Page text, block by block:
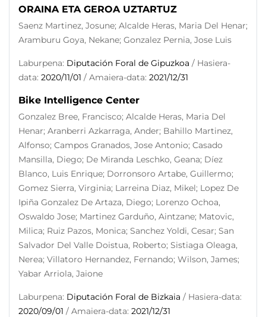
ORAINA ETA GEROA UZTARTUZ
Saenz Martinez, Josune; Alcalde Heras, Maria Del Henar;
Aramburu Goya, Nekane; Gonzalez Pernia, Jose Luis
Laburpena: Diputación Foral de Gipuzkoa / Hasiera-
data: 2020/11/01 / Amaiera-data: 2021/12/31
Bike Intelligence Center
Gonzalez Bree, Francisco; Alcalde Heras, Maria Del
Henar; Aranberri Azkarraga, Ander; Bahillo Martinez,
Alfonso; Campos Granados, Jose Antonio; Casado
Mansilla, Diego; De Miranda Leschko, Geana; Díez
Blanco, Luis Enrique; Dorronsoro Artabe, Guillermo;
Gomez Sierra, Virginia; Larreina Diaz, Mikel; Lopez De
Ipiña Gonzalez De Artaza, Diego; Lorenzo Ochoa,
Oswaldo Jose; Martinez Garduño, Aintzane; Matovic,
Milica; Ruiz Pazos, Monica; Sanchez Yoldi, Cesar; San
Salvador Del Valle Doistua, Roberto; Sistiaga Oleaga,
Nerea; Villatoro Hernandez, Fernando; Wilson, James;
Yabar Arriola, Jaione
Laburpena: Diputación Foral de Bizkaia / Hasiera-data:
2020/09/01 / Amaiera-data: 2021/12/31